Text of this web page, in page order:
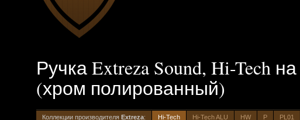
Ручка Extreza Sound, Hi-Tech
(хром полированный)
Коллекции производителя Extreza: Hi-Tech Hi-Tech ALU HW P PL01